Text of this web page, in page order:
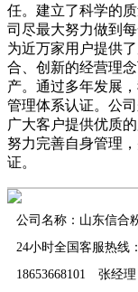
任。建立了科学的
司尽最大努力做到
为近万家用户提供
合、创新的经营理
产。通过多年发展
管理体系认证。公
广大客户提供优质
努力完善自身管理
证。
公司名称：山东信合
24小时全国客服热线：
18653668101 张经理